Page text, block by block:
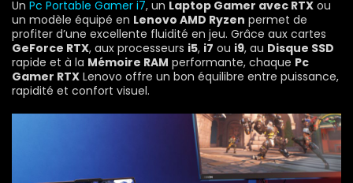
Un Pc Portable Gamer i7, un Laptop Gamer avec RTX ou
un modèle équipé en Lenovo AMD Ryzen permet de
profiter d’une excellente fluidité en jeu. Grâce aux cartes
GeForce RTX, aux processeurs i5, i7 ou i9, au Disque SSD
rapide et à la Mémoire RAM performante, chaque Pc
Gamer RTX Lenovo offre un bon équilibre entre puissance,
rapidité et confort visuel.